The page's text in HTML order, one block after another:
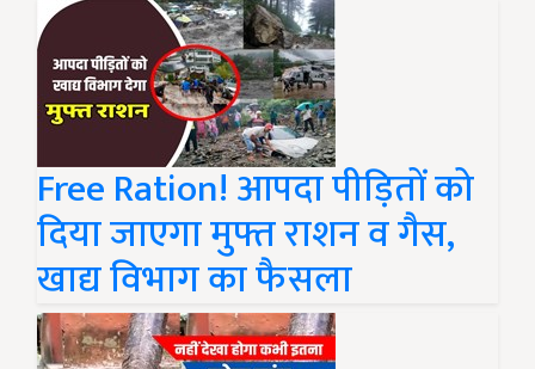
Free Ration! आपदा पीड़ितों को
दिया जाएगा मुफ्त राशन व गैस,
खाद्य विभाग का फैसला